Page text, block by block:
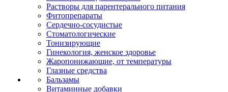
Растворы для парентерального питания
Фитопрепараты
Сердечно-сосудистые
Стоматологические
Тонизирующие
Гинекология, женское здоровье
Жаропонижающие, от температуры
Глазные средства
Бальзамы
Витаминные добавки